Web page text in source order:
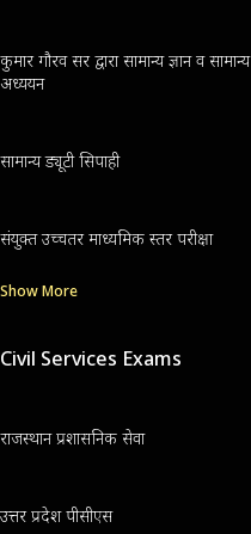
कुमार गौरव सर द्वारा सामान्य ज्ञान व सामान्य
अध्ययन
सामान्य ड्यूटी सिपाही
संयुक्त उच्चतर माध्यमिक स्तर परीक्षा
Show More
Civil Services Exams
राजस्थान प्रशासनिक सेवा
उत्तर प्रदेश पीसीएस